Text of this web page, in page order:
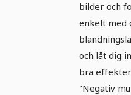
bilder och
enkelt med
och låt dig
bra
"Negativ